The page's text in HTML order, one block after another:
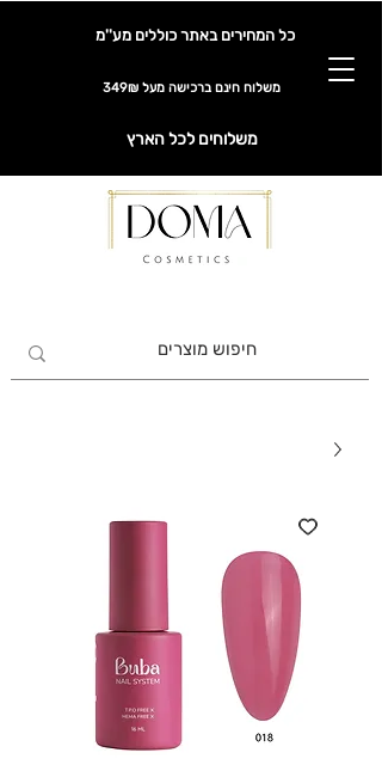
כל המחירים באתר כוללים מע''מ
משלוח חינם ברכישה מעל 349₪
משלוחים לכל הארץ